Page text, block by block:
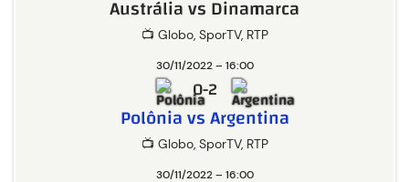
📺 Globo, SporTV, RTP
Austrália vs Dinamarca
30/11/2022 – 16:00
📺 Globo, SporTV, RTP
0-2
Polônia vs Argentina
30/11/2022 – 16:00